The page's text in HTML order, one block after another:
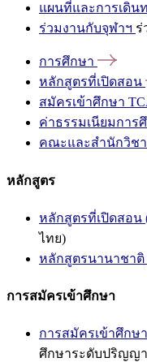
แผนที่และการเดิน
ร่วมงานกับจุฬาฯ ร่
การศึกษา
หลักสูตรที่เปิดสอน
สมัครเข้าศึกษา
ค่าธรรมเนียมการ
คณะและสำนักวิชา
หลักสูตร
หลักสูตรที่เปิดสอน
ไทย)
หลักสูตรนานาชาติ
การสมัครเข้าศึกษา
การสมัครเข้าศึก
ศึกษาระดับปริญญ